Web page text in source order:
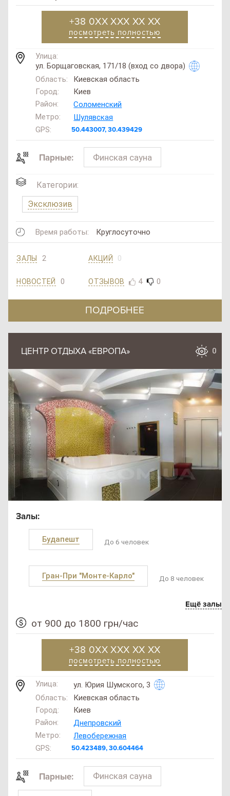
SAN
SPA
(Сан
)
+38 0XX XXX XX XX
посмотреть полностью
Улица:
ул. Борщаговская, 171/18 (вход со двора)
Область:
Киевская область
Город:
Киев
Район:
Соломенский
Метро:
Шулявская
GPS:
50.443007, 30.439429
Парные: Финская сауна
Категории:
Эксклюзив
Время работы: Круглосуточно
ЗАЛЫ 2 АКЦИЙ 0
НОВОСТЕЙ 0 ОТЗЫВОВ 4 0
ПОДРОБНЕЕ
ЦЕНТР ОТДЫХА «ЕВРОПА» 0
Залы:
Будапешт До 6 человек
Гран-При "Монте-Карло" До 8 человек
Ещё залы
от 900 до 1800 грн/час
+38 0XX XXX XX XX
посмотреть полностью
Улица:
ул. Юрия Шумского, 3
Область:
Киевская область
Город:
Киев
Район:
Днепровский
Метро:
Левобережная
GPS:
50.423489, 30.604464
Парные: Финская сауна